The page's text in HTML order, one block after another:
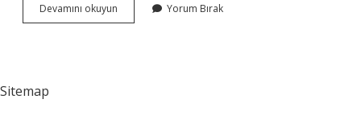
Devamını okuyun Osmanlıda
Şairlere
Yorum Bırak
Sitemap